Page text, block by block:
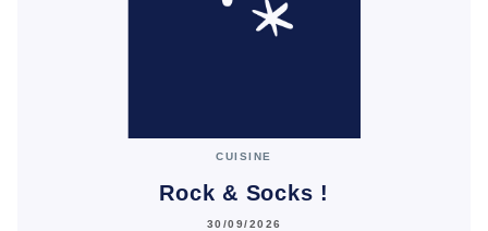
CUISINE
Rock & Socks !
30/09/2026